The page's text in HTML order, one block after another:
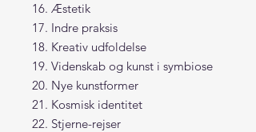
16. Æstetik
17. Indre praksis
18. Kreativ udfoldelse
19. Videnskab og kunst i symbiose
20. Nye kunstformer
21. Kosmisk identitet
22. Stjerne-rejser